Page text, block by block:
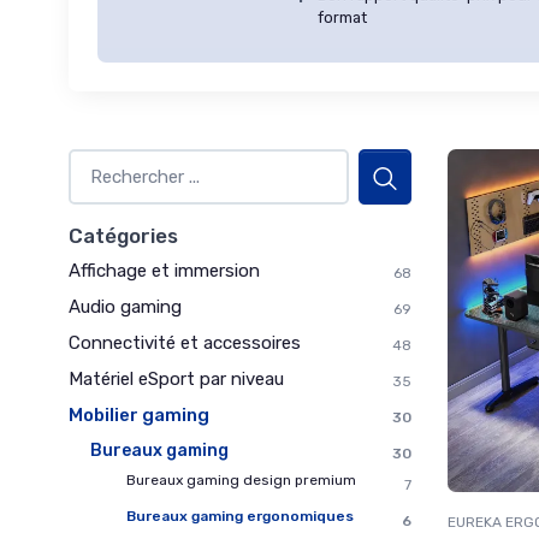
format
Catégories
Affichage et immersion 68
Audio gaming 69
Connectivité et accessoires 48
Matériel eSport par niveau 35
Mobilier gaming 30
Bureaux gaming
30
Bureaux gaming design premium
7
Bureaux gaming ergonomiques
6
EUREKA